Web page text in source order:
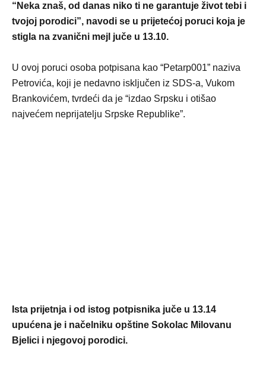
“Neka znaš, od danas niko ti ne garantuje život tebi i
tvojoj porodici”, navodi se u prijetećoj poruci koja je
stigla na zvanični mejl juče u 13.10.
U ovoj poruci osoba potpisana kao “Petarp001” naziva
Petrovića, koji je nedavno isključen iz SDS-a, Vukom
Brankovićem, tvrdeći da je “izdao Srpsku i otišao
najvećem neprijatelju Srpske Republike”.
Ista prijetnja i od istog potpisnika juče u 13.14
upućena je i načelniku opštine Sokolac Milovanu
Bjelici i njegovoj porodici.